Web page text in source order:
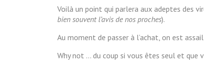
Voilà un point qui parlera aux adeptes des
bien souvent l’avis de nos proches).
Au moment de passer à l’achat, on est
Why not … du coup si vous êtes seul et que